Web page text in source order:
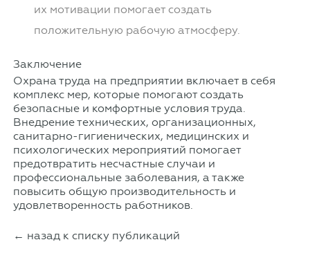
их мотивации помогает создать
положительную рабочую атмосферу.
Заключение
Охрана труда на предприятии включает в себя
комплекс мер, которые помогают создать
безопасные и комфортные условия труда.
Внедрение технических, организационных,
санитарно-гигиенических, медицинских и
психологических мероприятий помогает
предотвратить несчастные случаи и
профессиональные заболевания, а также
повысить общую производительность и
удовлетворенность работников.
← назад к списку публикаций